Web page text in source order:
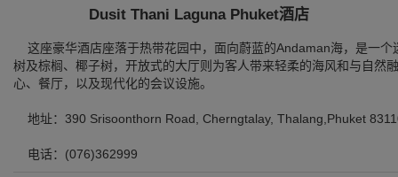
Dusit Thani Laguna Phuket酒店
这座豪华酒店座落于热带花园中，面向蔚蓝的Andaman海，是一
树及棕榈、椰子树，开放式的大厅则为客人带来轻柔的海风和与自然
心、餐厅，以及现代化的会议设施。
地址：390 Srisoonthorn Road, Cherngtalay, Thalang,Phuket
电话：(076)362999